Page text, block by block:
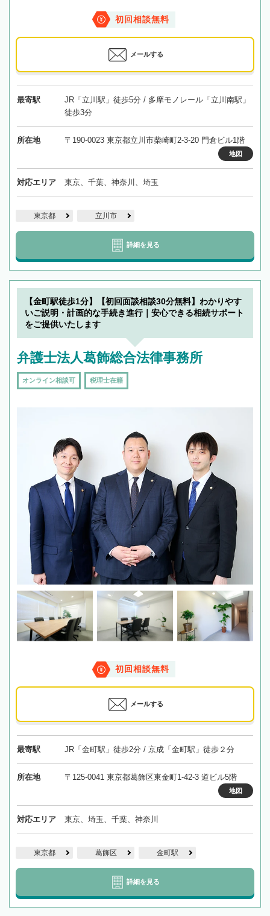
初回相談無料
メールする
最寄駅
JR「立川駅」徒歩5分 / 多摩モノレール「立川南駅」
徒歩3分
所在地 〒190-0023 東京都立川市柴崎町2-3-20 門倉ビル1階
地図
対応エリア 東京、千葉、神奈川、埼玉
東京都 立川市
詳細を見る
【金町駅徒歩1分】【初回面談相談30分無料】わかりやす
いご説明・計画的な手続き進行｜安心できる相続サポート
をご提供いたします
弁護士法人葛飾総合法律事務所
オンライン相談可 税理士在籍
初回相談無料
メールする
最寄駅 JR「金町駅」徒歩2分 / 京成「金町駅」徒歩２分
所在地 〒125-0041 東京都葛飾区東金町1-42-3 道ビル5階
地図
対応エリア 東京、埼玉、千葉、神奈川
東京都 葛飾区 金町駅
詳細を見る